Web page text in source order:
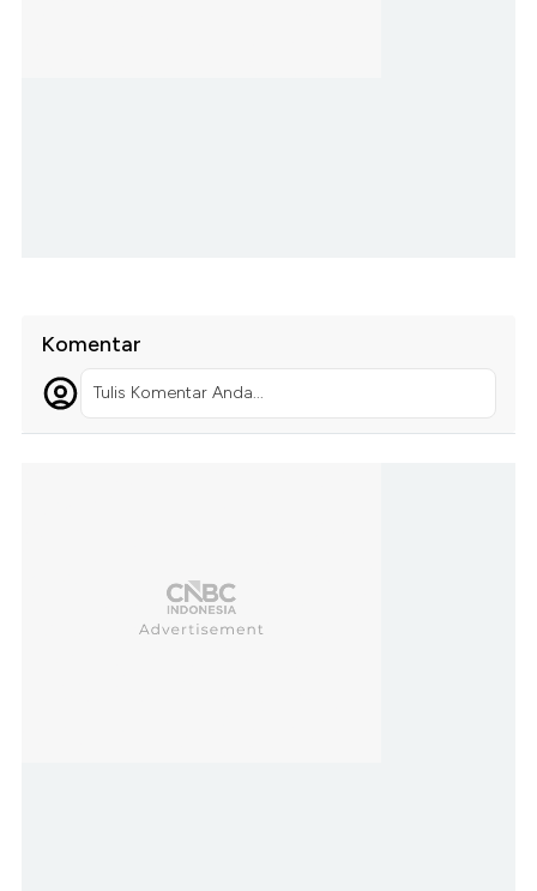
Komentar
Tulis Komentar Anda...